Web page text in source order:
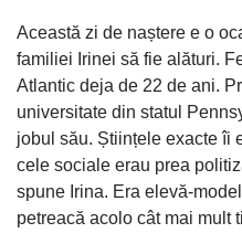
Această zi de naștere e o
familiei Irinei să fie alături.
Atlantic deja de 22 de ani.
universitate din statul
jobul său. Științele exacte îi
cele sociale erau prea
spune Irina. Era elevă-
petreacă acolo cât mai mult